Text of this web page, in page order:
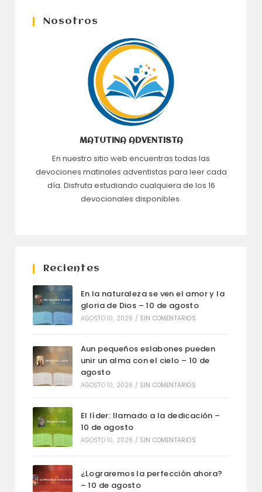
Nosotros
MATUTINA ADVENTISTA
En nuestro sitio web encuentras todas las
devociones matinales adventistas para leer cada
día. Disfruta estudiando cualquiera de los 16
devocionales disponibles.
Recientes
En la naturaleza se ven el amor y la
gloria de Dios – 10 de agosto
AGOSTO 10, 2026 / SIN COMENTARIOS
Aun pequeños eslabones pueden
unir un alma con el cielo – 10 de
agosto
AGOSTO 10, 2026 / SIN COMENTARIOS
El líder: llamado a la dedicación –
10 de agosto
AGOSTO 10, 2026 / SIN COMENTARIOS
¿Lograremos la perfección ahora?
– 10 de agosto